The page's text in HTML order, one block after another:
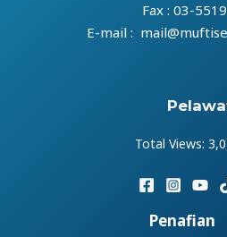
Fax : 03-
E-mail :
Total Views:
Penafian